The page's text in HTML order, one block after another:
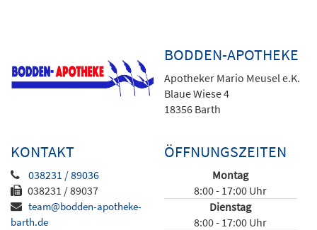
BODDEN-APOTHEKE
Apotheker Mario Meusel e.K.
Blaue Wiese 4
18356 Barth
KONTAKT
038231 / 89036
038231 / 89037
team@bodden-apotheke-
barth.de
ÖFFNUNGSZEITEN
Montag
8:00 - 17:00 Uhr
Dienstag
8:00 - 17:00 Uhr